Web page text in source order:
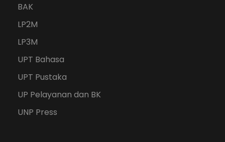
BAK
LP2M
LP3M
UPT Bahasa
UPT Pustaka
UP Pelayanan dan BK
UNP Press